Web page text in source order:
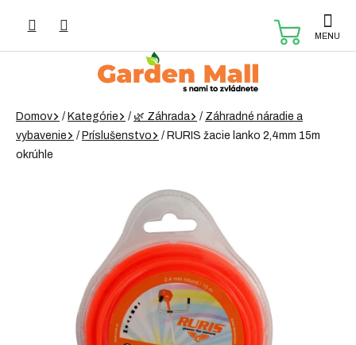
Domov / Kategórie / 🌿 Záhrada / Záhradné náradie a
vybavenie
/ Príslušenstvo / RURIS žacie lanko 2,4mm 15m
okrúhle